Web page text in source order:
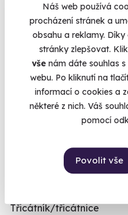
Náš web používá
procházení stránek a
obsahu a reklamy.
stránky zlepšovat.
vše nám dáte souhlas
webu. Po kliknutí na
informací o cookies a
některé z nich. Váš
pomocí
Povolit vše
Dárky pro muže
Dárky pro ženy
Dárky pro dva
Skupinové zážitky
Zážitky pro
Nejprodávanější dárky
Mladý muž/mladá žena
Třicátník/třicátnice